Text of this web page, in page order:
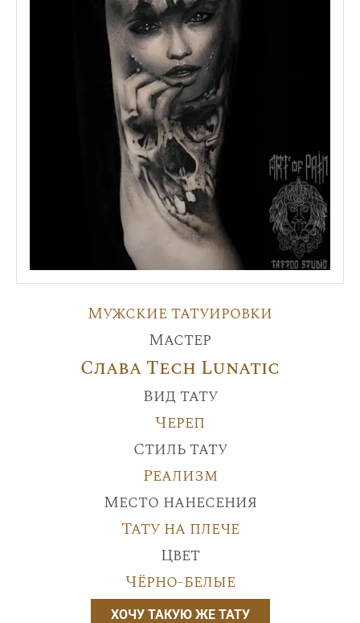
Мужские татуировки
Мастер
Слава Tech Lunatic
Вид тату
Череп
Стиль тату
Реализм
Место нанесения
Тату на плече
Цвет
Чёрно-белые
ХОЧУ ТАКУЮ ЖЕ ТАТУ